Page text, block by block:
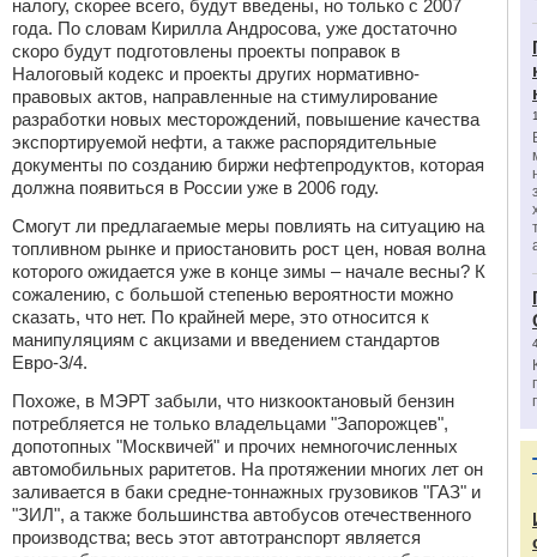
налогу, скорее всего, будут введены, но только с 2007
года. По словам Кирилла Андросова, уже достаточно
скоро будут подготовлены проекты поправок в
Налоговый кодекс и проекты других нормативно-
правовых актов, направленные на стимулирование
разработки новых месторождений, повышение качества
экспортируемой нефти, а также распорядительные
документы по созданию биржи нефтепродуктов, которая
должна появиться в России уже в 2006 году.
Смогут ли предлагаемые меры повлиять на ситуацию на
топливном рынке и приостановить рост цен, новая волна
которого ожидается уже в конце зимы – начале весны? К
сожалению, с большой степенью вероятности можно
сказать, что нет. По крайней мере, это относится к
манипуляциям с акцизами и введением стандартов
Евро-3/4.
Похоже, в МЭРТ забыли, что низкооктановый бензин
потребляется не только владельцами "Запорожцев",
допотопных "Москвичей" и прочих немногочисленных
автомобильных раритетов. На протяжении многих лет он
заливается в баки средне-тоннажных грузовиков "ГАЗ" и
"ЗИЛ", а также большинства автобусов отечественного
производства; весь этот автотранспорт является